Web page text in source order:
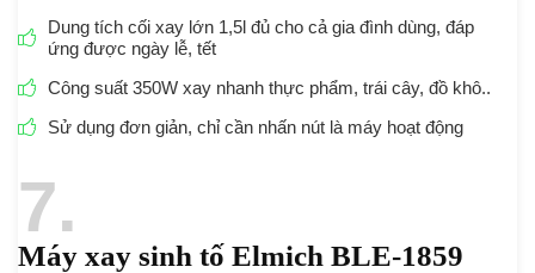
Dung tích cối xay lớn 1,5l đủ cho cả gia đình dùng, đáp
ứng được ngày lễ, tết
Công suất 350W xay nhanh thực phẩm, trái cây, đồ khô..
Sử dụng đơn giản, chỉ cần nhấn nút là máy hoạt động
7
Máy xay sinh tố Elmich BLE-1859